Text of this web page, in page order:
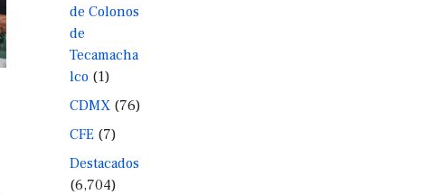
de Colonos
de
Tecamacha
lco (1)
CDMX (76)
CFE (7)
Destacados
(6,704)